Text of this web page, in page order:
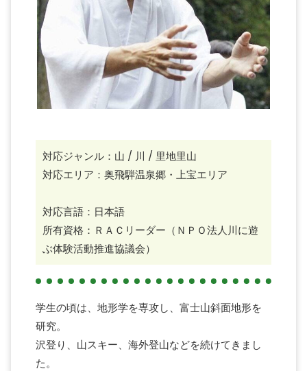
対応ジャンル：山 / 川 / 里地里山
対応エリア：奥飛騨温泉郷・上宝エリア
対応言語：日本語
所有資格：ＲＡＣリーダー（ＮＰＯ法人川に遊
ぶ体験活動推進協議会）
学生の頃は、地形学を専攻し、富士山斜面地形を
研究。
沢登り、山スキー、海外登山などを続けてきまし
た。